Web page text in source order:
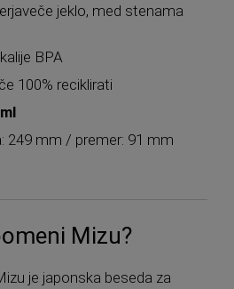
jeklo, med stenama
BPA
100% reciklirati
249 mm / premer: 91 mm
Mizu?
je japonska beseda za